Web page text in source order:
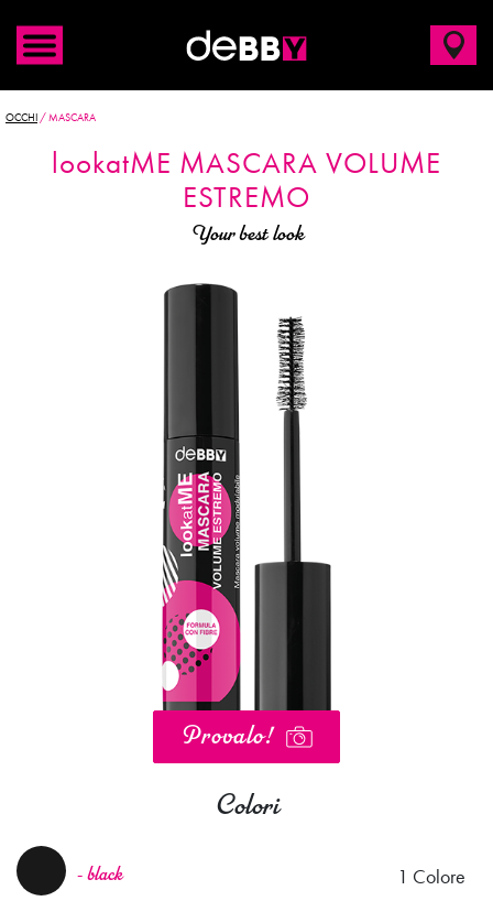
OCCHI /MASCARA
lookatME MASCARA VOLUME
ESTREMO
Your best look
Provalo!
Colori
- black 1 Colore